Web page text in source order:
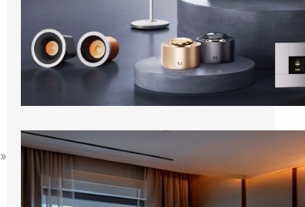
»
出差住酒店，晚上回到房间，打开电视，50